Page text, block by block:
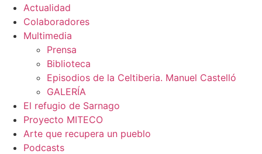
Actualidad
Colaboradores
Multimedia
Prensa
Biblioteca
Episodios de la Celtiberia. Manuel Castelló
GALERÍA
El refugio de Sarnago
Proyecto MITECO
Arte que recupera un pueblo
Podcasts